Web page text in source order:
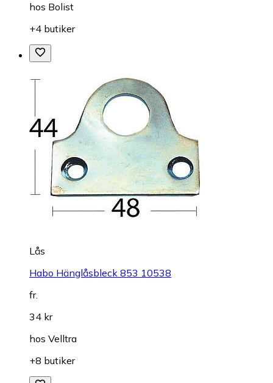
hos Bolist
+4 butiker
Lås
Habo Hänglåsbleck 853 10538
fr.
34 kr
hos Velltra
+8 butiker